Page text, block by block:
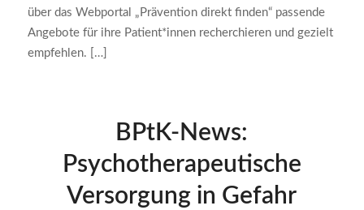
über das Webportal „Prävention direkt finden“ passende
Angebote für ihre Patient*innen recherchieren und gezielt
empfehlen. […]
BPtK-News:
Psychotherapeutische
Versorgung in Gefahr